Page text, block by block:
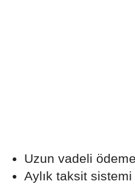
Uzun vadeli
Aylık taksit sistemi